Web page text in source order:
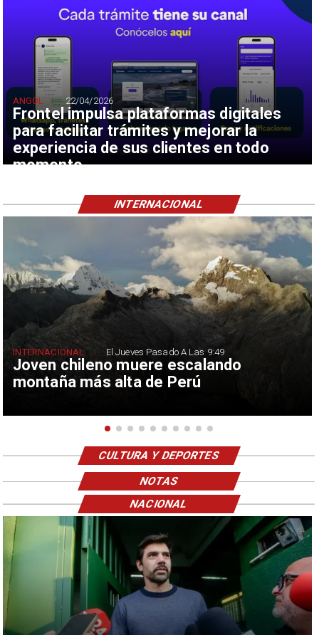
Frontel impulsa plataformas digitales
para facilitar trámites y mejorar la
experiencia de sus clientes en todo
momento
ANGOL 22/04/2026
Joven chileno muere escalando
montaña más alta de Perú
INTERNACIONAL El Jueves Pasado A Las 9:49
INTERNACIONAL
CULTURA Y DEPORTES
NOTAS
NACIONAL